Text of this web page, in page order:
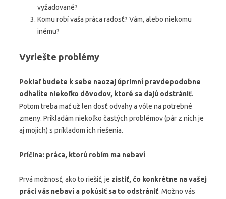
vyžadované?
Komu robí vaša práca radosť? Vám, alebo niekomu
inému?
Vyriešte problémy
Pokiaľ budete k sebe naozaj úprimní pravdepodobne
odhalíte niekoľko dôvodov, ktoré sa dajú odstrániť.
Potom treba mať už len dosť odvahy a vôle na potrebné
zmeny. Prikladám niekoľko častých problémov (pár z nich je
aj mojich) s príkladom ich riešenia.
Príčina: práca, ktorú robím ma nebaví
Prvá možnosť, ako to riešiť, je zistiť, čo konkrétne na vašej
práci vás nebaví a pokúsiť sa to odstrániť. Možno vás